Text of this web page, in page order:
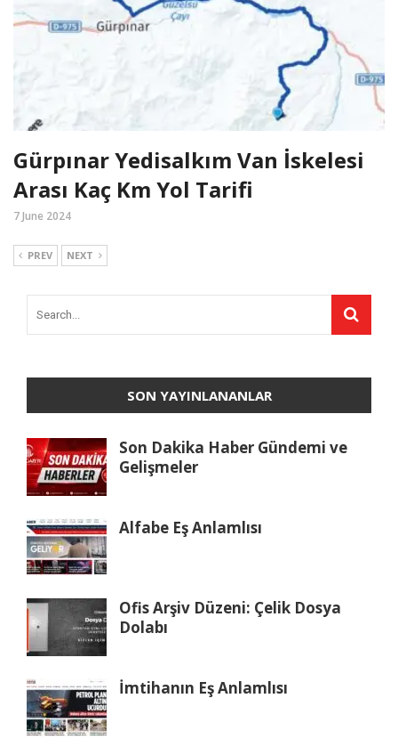
Gürpınar Yedisalkım Van İskelesi
Arası Kaç Km Yol Tarifi
7 June 2024
PREV NEXT
SON YAYINLANANLAR
Son Dakika Haber Gündemi ve
Gelişmeler
Alfabe Eş Anlamlısı
Ofis Arşiv Düzeni: Çelik Dosya
Dolabı
İmtihanın Eş Anlamlısı